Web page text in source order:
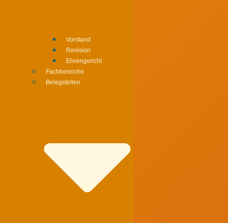
Vorstand
Revision
Ehrengericht
Fachbereiche
Belegstellen